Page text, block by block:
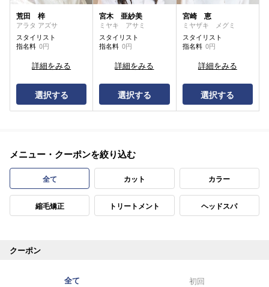
荒田 梓
アラタ アズサ
スタイリスト
指名料 0円
詳細をみる
選択する
宮木 亜紗美
ミヤキ アサミ
スタイリスト
指名料 0円
詳細をみる
選択する
宮崎 恵
ミヤザキ メグミ
スタイリスト
指名料 0円
詳細をみる
選択する
メニュー・クーポンを絞り込む
全て カット カラー
縮毛矯正 トリートメント ヘッドスパ
クーポン
全て 初回